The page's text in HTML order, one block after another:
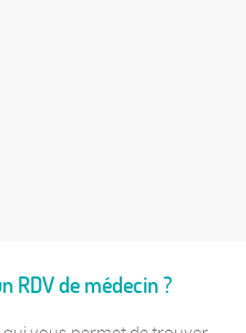
RDV de médecin ?